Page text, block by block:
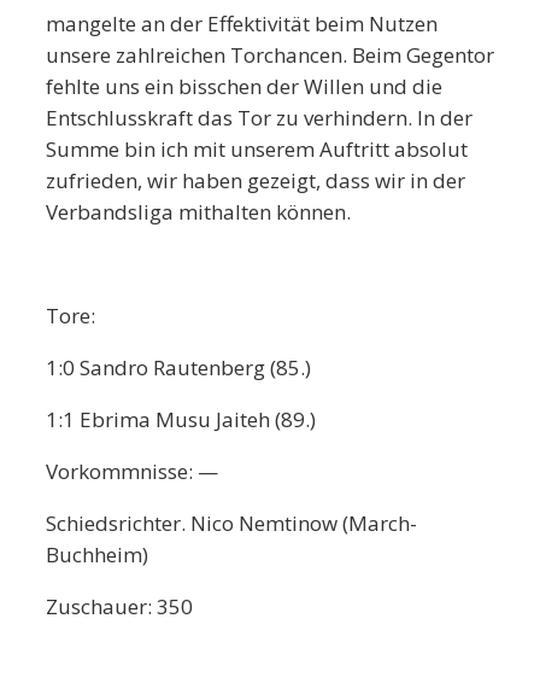
mangelte an der Effektivität beim Nutzen
unsere zahlreichen Torchancen. Beim Gegentor
fehlte uns ein bisschen der Willen und die
Entschlusskraft das Tor zu verhindern. In der
Summe bin ich mit unserem Auftritt absolut
zufrieden, wir haben gezeigt, dass wir in der
Verbandsliga mithalten können.
Tore:
1:0 Sandro Rautenberg (85.)
1:1 Ebrima Musu Jaiteh (89.)
Vorkommnisse: —
Schiedsrichter. Nico Nemtinow (March-
Buchheim)
Zuschauer: 350